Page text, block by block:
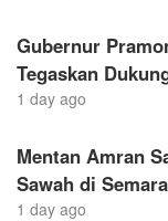
Gubernur
Tegaskan
1 day ago
Mentan Amran
Sawah di
1 day ago